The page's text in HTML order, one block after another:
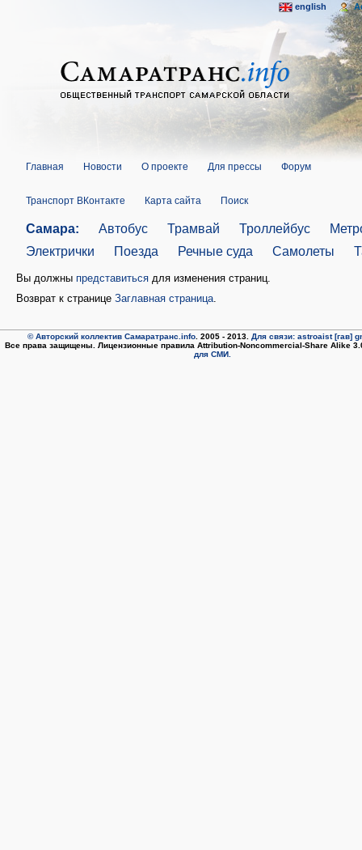
Главная Новости О проекте Для прессы Форум
Транспорт ВКонтакте Карта сайта Поиск
Самара: Автобус Трамвай Троллейбус
Электрички
Поезда Речные суда Самолеты
Вы должны представиться для изменения страниц.
Возврат к странице Заглавная страница.
english
© Авторский коллектив Самаратранс.info. 2005 - 2013. Для связи: astroaist [гав]
Все права защищены. Лицензионные правила Attribution-Noncommercial-Share Alike
для СМИ.